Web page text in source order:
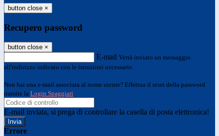
button close ×
Recupero password
button close ×
E-mail Verrà inviato un messaggio
all'indirizzo indicato con le istruzioni necessarie.
Non hai una e-mail associata al nome utente? Effettua il reset della password
tramite la Login Spaggiari
E-mail inviata, si prega di controllare la casella di posta elettronica!
Errore